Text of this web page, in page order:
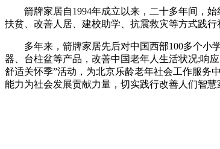
箭牌家居自1994年成立以来，二十多年间，始
扶贫、改善人居、建校助学、抗震救灾等方式践
多年来，箭牌家居先后对中国西部100多个小学
器、台柱盆等产品，改善中国老年人生活状况;响
舒适关怀季”活动，为北京乐龄老年社会工作服务
能力为社会发展贡献力量，切实践行改善人们智慧